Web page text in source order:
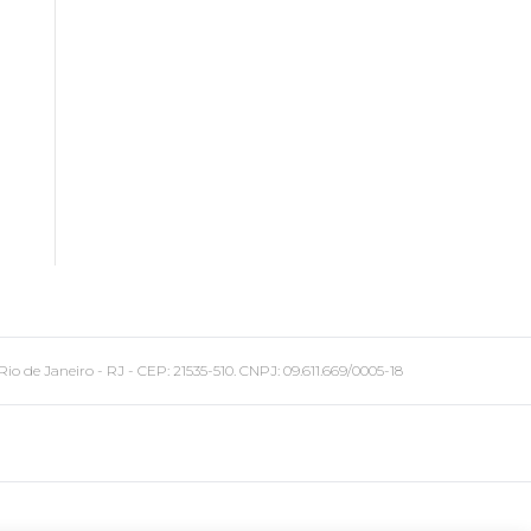
Janeiro - RJ - CEP: 21535-510. CNPJ: 09.611.669/0005-18